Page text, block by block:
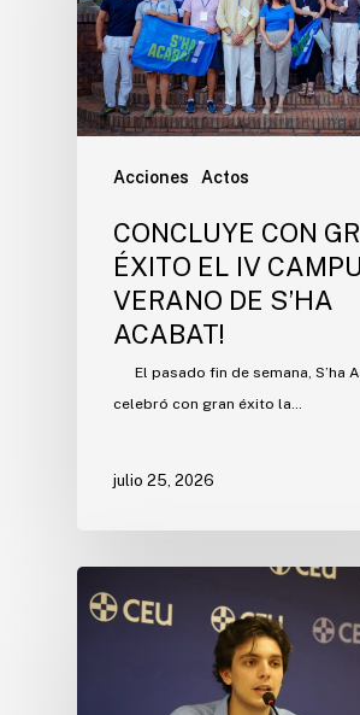
Acciones Actos
CONCLUYE CON
ÉXITO EL IV
VERANO DE S’HA
ACABAT!
El pasado fin de semana, S’ha
celebró con gran éxito la…
julio 25, 2026